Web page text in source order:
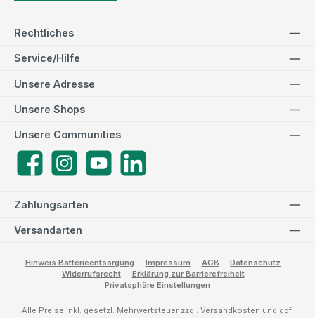
Rechtliches
Service/Hilfe
Zahlungsarten
Versandarten
Unsere Adresse
Unsere Communities
FacebookInstagramYouTube LinkedIn
Unsere Shops
Hinweis Batterieentsorgung Impressum AGB
Datenschutz
Widerrufsrecht
Erklärung zur Barrierefreiheit
Privatsphäre Einstellungen
Alle Preise inkl. gesetzl. Mehrwertsteuer zzgl. Versandkosten und ggf.